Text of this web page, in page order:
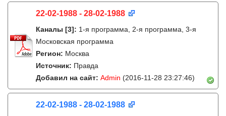
22-02-1988 - 28-02-1988
Каналы [3]: 1-я программа, 2-я программа, 3-я
Московская программа
Регион: Москва
Источник: Правда
Добавил на сайт: Admin (2016-11-28 23:27:46)
22-02-1988 - 28-02-1988